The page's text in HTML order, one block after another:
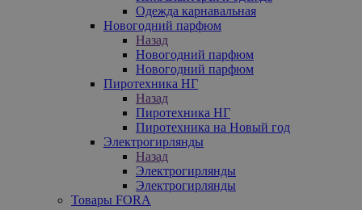
Одежда карнавальная
Новогодний парфюм
Назад
Новогодний парфюм
Новогодний парфюм
Пиротехника НГ
Назад
Пиротехника НГ
Пиротехника на Новый год
Электрогирлянды
Назад
Электрогирлянды
Электрогирлянды
Товары FORA